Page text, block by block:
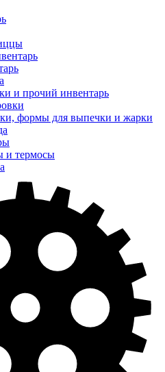
и прочий инвентарь
формы для выпечки и жарки
и термосы